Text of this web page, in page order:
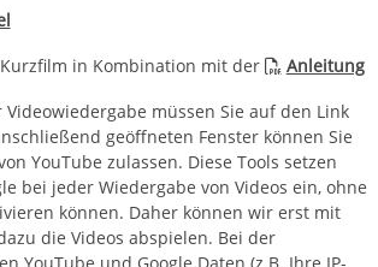
in Kombination mit der
Anleitung
müssen Sie auf den Link
geöffneten Fenster können Sie
YouTube zulassen. Diese Tools setzen
bei jeder Wiedergabe von Videos ein, ohne
können. Daher können wir erst mit
die Videos abspielen. Bei der